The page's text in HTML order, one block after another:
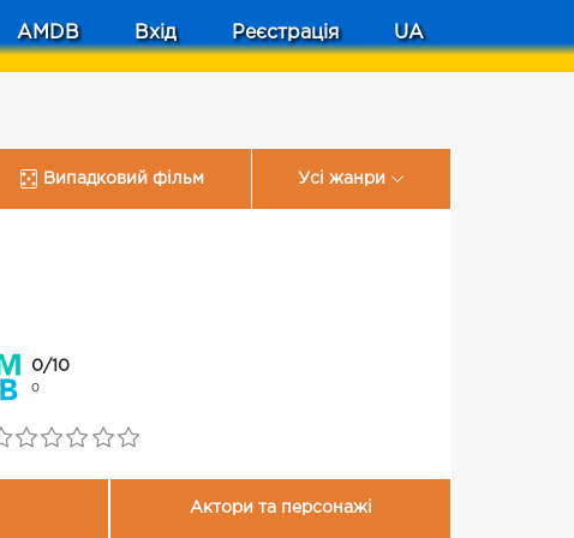
AMDB Вхід Реєстрація UA
Випадковий фільм Усі жанри
0/10
0
Актори та персонажі